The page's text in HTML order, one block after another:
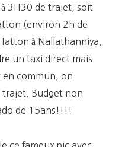
3H30 de trajet, soit
(environ 2h de
à Nallathanniya.
un taxi direct mais
en commun, on
trajet. Budget non
de 15ans!!!!